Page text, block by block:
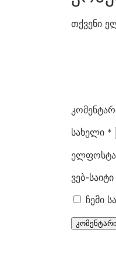
თქვენი
სახელი *
ელფოსტა
ვებ-საიტი
ჩემი